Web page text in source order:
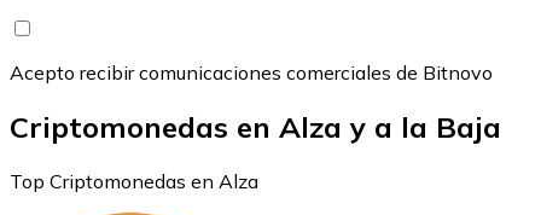
Acepto recibir comunicaciones comerciales de Bitnovo
Criptomonedas en Alza y a la Baja
Top Criptomonedas en Alza